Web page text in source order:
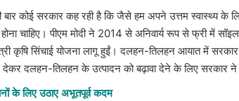
बार कोई सरकार कह रही है कि जैसे हम अपने उत्तम स्वास्थ्य के
होना चाहिए। पीएम मोदी ने 2014 से अनिवार्य रूप से फ्री में
कृषि सिंचाई योजना लागू हुईं। दलहन-तिलहन आयात में
दलहन-तिलहन के उत्पादन को बढ़ावा देने के लिए सरकार ने
के लिए उठाए अभूतपूर्व कदम